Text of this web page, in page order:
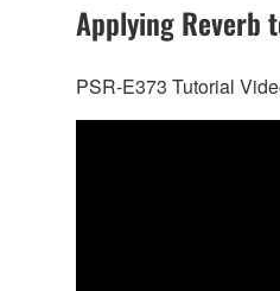
Applying Reverb
PSR-E373 Tutorial